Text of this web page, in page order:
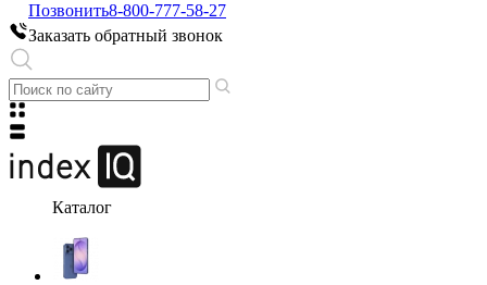
Позвонить8-800-777-58-27
Заказать обратный звонок
Каталог